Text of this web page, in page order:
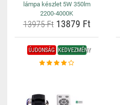
lámpa készlet 5W 350lm
2200-4000K
13975 Ft13879 Ft
ÚJDONSÁG KEDVEZMÉNY